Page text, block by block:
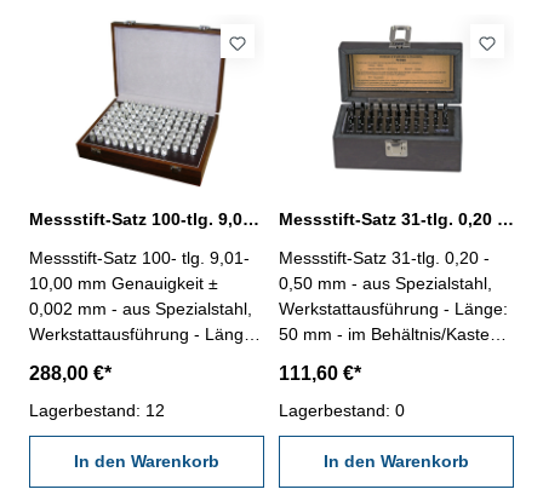
Messstift-Satz 100-tlg. 9,01 - 10,00 mm aus Spezialstahl
Messstift-Satz 100- tlg. 9,01-
10,00 mm Genauigkeit ±
0,002 mm - aus Spezialstahl,
Werkstattausführung - Länge:
Anzahl/Satz: 100 Stufung:
0,01 mm Messbereich: 9,01 -
10,00 mm
288,00 €*
Lagerbestand: 12
In den Warenkorb
Messstift-Satz 31-tlg. 0,20 - 0,50 mm aus Spezialstahl
Messstift-Satz 31-tlg. 0,20 -
0,50 mm - aus Spezialstahl,
Werkstattausführung - Länge:
50 mm - im Behältnis/Kasten
mm Messbereich: 0,20 - 0,50
mm
111,60 €*
Lagerbestand: 0
In den Warenkorb